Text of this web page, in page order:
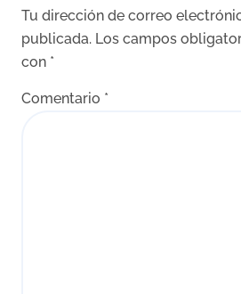
e
n
t
Tu dirección de correo
publicada. Los campos
con *
Comentario *